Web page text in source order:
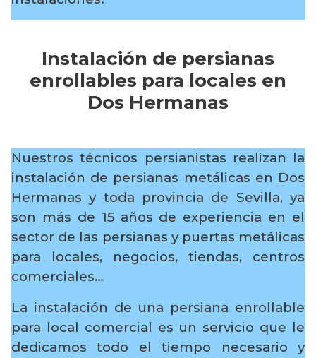
Instalación de persianas
enrollables para locales en
Dos Hermanas
Nuestros técnicos persianistas realizan la
instalación de persianas metálicas en Dos
Hermanas y toda provincia de Sevilla, ya
son más de 15 años de experiencia en el
sector de las persianas y puertas metálicas
para locales, negocios, tiendas, centros
comerciales…
La instalación de una persiana enrollable
para local comercial es un servicio que le
dedicamos todo el tiempo necesario y